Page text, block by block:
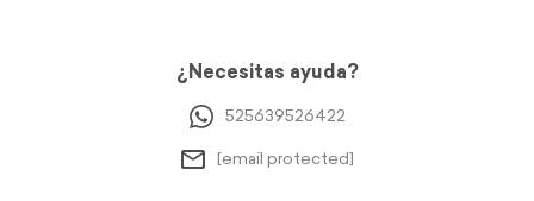
¿Necesitas ayuda?
525639526422
[email protected]